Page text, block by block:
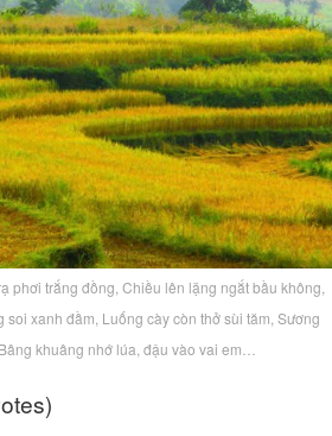
phơi trắng đồng, Chiều lên lặng ngắt bầu không,
xanh đầm, Luống cày còn thở sùi tăm, Sương
khuâng nhớ lúa, đậu vào vai em…